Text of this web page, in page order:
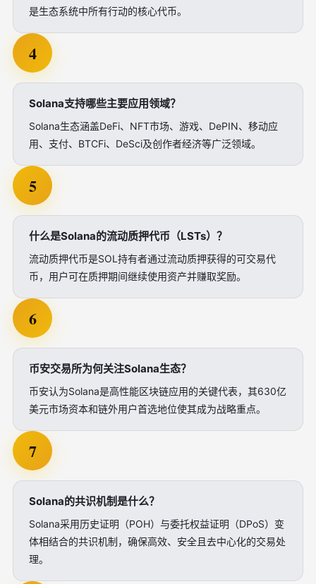
是生态系统中所有行动的核心代币。
4
Solana支持哪些主要应用领域？
Solana生态涵盖DeFi、NFT市场、游戏、DePIN、移动应
用、支付、BTCFi、DeSci及创作者经济等广泛领域。
5
什么是Solana的流动质押代币（LSTs）？
流动质押代币是SOL持有者通过流动质押获得的可交易代
币，用户可在质押期间继续使用资产并赚取奖励。
6
币安交易所为何关注Solana生态？
币安认为Solana是高性能区块链应用的关键代表，其630亿
美元市场资本和链外用户首选地位使其成为战略重点。
7
Solana的共识机制是什么？
Solana采用历史证明（POH）与委托权益证明（DPoS）变
体相结合的共识机制，确保高效、安全且去中心化的交易处
理。